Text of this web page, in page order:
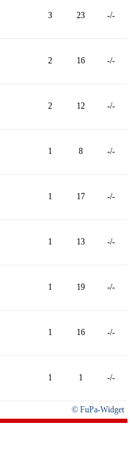
3 23 -/-
2 16 -/-
2 12 -/-
1 8 -/-
1 17 -/-
1 13 -/-
1 19 -/-
1 16 -/-
1 1 -/-
© FuPa-Widget